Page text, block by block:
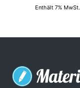
Enthält 7% MwSt.